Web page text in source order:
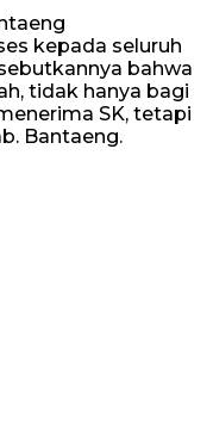
kepada seluruh
bahwa
tidak hanya bagi
SK, tetapi
Bantaeng.